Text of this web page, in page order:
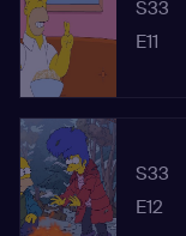
S33
E11
S33
E12